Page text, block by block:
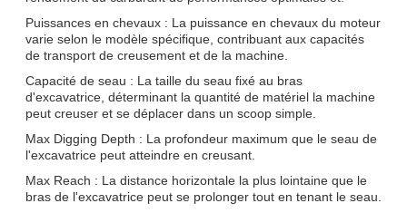
Puissances en chevaux : La puissance en chevaux du moteur
varie selon le modèle spécifique, contribuant aux capacités
de transport de creusement et de la machine.
Capacité de seau : La taille du seau fixé au bras
d'excavatrice, déterminant la quantité de matériel la machine
peut creuser et se déplacer dans un scoop simple.
Max Digging Depth : La profondeur maximum que le seau de
l'excavatrice peut atteindre en creusant.
Max Reach : La distance horizontale la plus lointaine que le
bras de l'excavatrice peut se prolonger tout en tenant le seau.